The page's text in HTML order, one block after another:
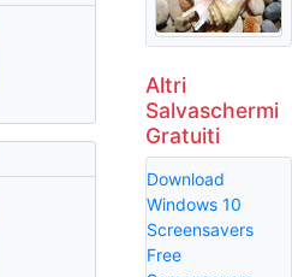
Altri
Salvaschermi
Gratuiti
Download
Windows 10
Screensavers
Free